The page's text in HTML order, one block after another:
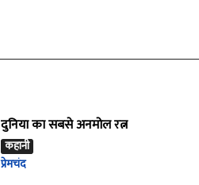
दुनिया का सबसे अनमोल रत्न
कहानी
प्रेमचंद